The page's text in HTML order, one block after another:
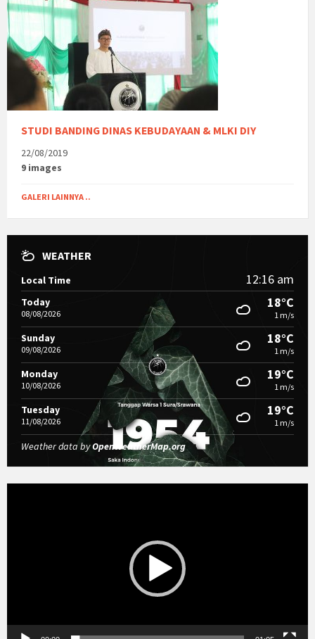
STUDI BANDING DINAS KEBUDAYAAN & MLKI DIY
22/08/2019
9 images
GALERI LAINNYA ..
WEATHER
Local Time 12:16 am
Today
08/08/2026
18°C
1 m/s
Sunday
09/08/2026
18°C
1 m/s
Monday
10/08/2026
19°C
1 m/s
Tuesday
11/08/2026
19°C
1 m/s
Weather data byOpenWeatherMap.org